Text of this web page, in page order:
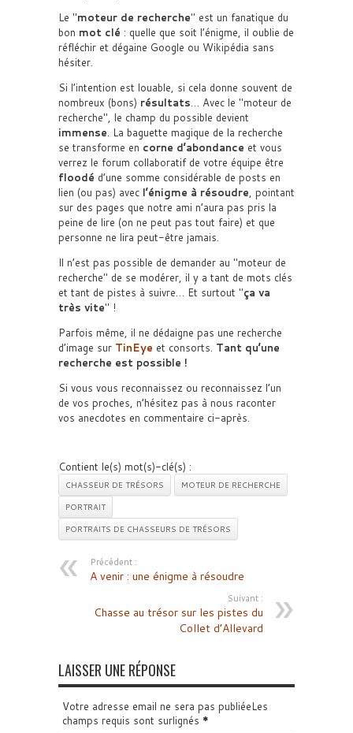
Le
moteur de recherche
est un fanatique du
bon mot clé : quelle que soit l’énigme, il oublie de
réfléchir et dégaine Google ou Wikipédia sans
hésiter.
Si l’intention est louable, si cela donne souvent de
nombreux (bons) résultats… Avec le
moteur de
recherche , le champ du possible devient
immense. La baguette magique de la recherche
se transforme en corne d’abondance et vous
verrez le forum collaboratif de votre équipe être
floodé d’une somme considérable de posts en
lien (ou pas) avec l’énigme à résoudre, pointant
sur des pages que notre ami n’aura pas pris la
peine de lire (on ne peut pas tout faire) et que
personne ne lira peut-être jamais.
Il n’est pas possible de demander au
moteur de
recherche
de se modérer, il y a tant de mots clés
et tant de pistes à suivre… Et surtout
ça va
très vite
!
Parfois même, il ne dédaigne pas une recherche
d’image sur TinEye et consorts. Tant qu’une
recherche est possible !
Si vous vous reconnaissez ou reconnaissez l’un
de vos proches, n’hésitez pas à nous raconter
vos anecdotes en commentaire ci-après.
Contient le(s) mot(s)-clé(s) :
CHASSEUR DE TRÉSORS
MOTEUR DE RECHERCHE
PORTRAIT
PORTRAITS DE CHASSEURS DE TRÉSORS
Précédent :
A venir : une énigme à résoudre
Suivant :
Chasse au trésor sur les pistes du
Collet d’Allevard
LAISSER UNE RÉPONSE
Votre adresse email ne sera pas publiéeLes
champs requis sont surlignés *